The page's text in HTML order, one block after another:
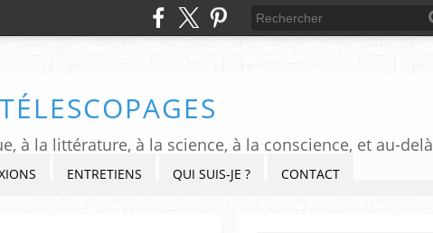
TÉLESCOPAGES
à la littérature, à la science, à la conscience, et au-delà
ENTRETIENS QUI SUIS-JE ? CONTACT